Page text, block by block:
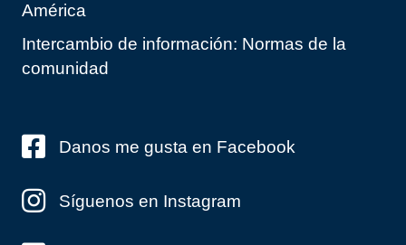
América
Intercambio de información: Normas de la
comunidad
Danos me gusta en Facebook
Síguenos en Instagram